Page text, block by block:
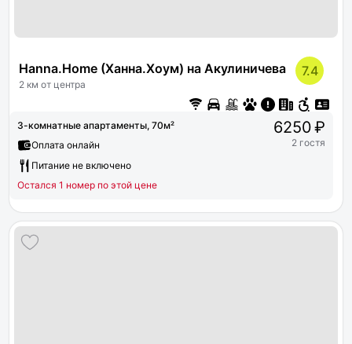
Hanna.Home (Ханна.Хоум) на Акулиничева
2 км от центра
7.4
3-комнатные апартаменты, 70м²
Оплата онлайн
Питание не включено
Остался 1 номер по этой цене
6250 ₽
2 гостя